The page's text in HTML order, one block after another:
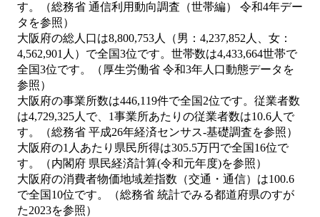
す。（総務省 通信利用動向調査（世帯編） 令和4年デー
タを参照）
大阪府の総人口は8,800,753人（男：4,237,852人、女：
4,562,901人）で全国3位です。世帯数は4,433,664世帯で
全国3位です。（厚生労働省 令和3年人口動態データを
参照）
大阪府の事業所数は446,119件で全国2位です。従業者数
は4,729,325人で、1事業所あたりの従業者数は10.6人で
す。（総務省 平成26年経済センサス‐基礎調査を参照）
大阪府の1人あたり県民所得は305.5万円で全国16位で
す。（内閣府 県民経済計算(令和元年度)を参照）
大阪府の消費者物価地域差指数（交通・通信）は100.6
で全国10位です。（総務省 統計でみる都道府県のすが
た2023を参照）